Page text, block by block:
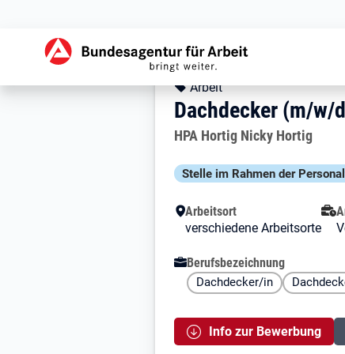
Stellendetails zu:
Dachdecker
Dachdecker (m/w/
Kopfbereich
Angebotsart:
Arbeit
Dachdecker (m/w/
Arbeitgeber:
HPA Hortig Nicky Hortig
Besondere Merkmale
Stelle im Rahmen der
Arbeitsort
verschiedene Arbeitsorte
Berufsbezeichnung
Dachdecker/in
Info zur Bewerbung